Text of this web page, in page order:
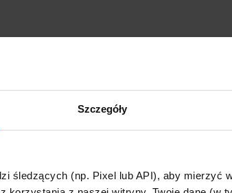
Szczegóły
śledzących (np. Pixel lub API), aby mierzyć
691 zł
851 zł